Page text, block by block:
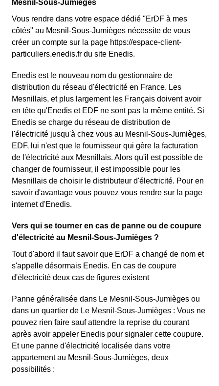
Mesnil-Sous-Jumièges
Vous rendre dans votre espace dédié "ErDF à mes
côtés" au Mesnil-Sous-Jumièges nécessite de vous
créer un compte sur la page https://espace-client-
particuliers.enedis.fr du site Enedis.
Enedis est le nouveau nom du gestionnaire de
distribution du réseau d'électricité en France. Les
Mesnillais, et plus largement les Français doivent avoir
en tête qu'Enedis et EDF ne sont pas la même entité. Si
Enedis se charge du réseau de distribution de
l'électricité jusqu'à chez vous au Mesnil-Sous-Jumièges,
EDF, lui n'est que le fournisseur qui gère la facturation
de l'électricité aux Mesnillais. Alors qu'il est possible de
changer de fournisseur, il est impossible pour les
Mesnillais de choisir le distributeur d'électricité. Pour en
savoir d'avantage vous pouvez vous rendre sur la page
internet d'Enedis.
Vers qui se tourner en cas de panne ou de coupure
d'électricité au Mesnil-Sous-Jumièges ?
Tout d'abord il faut savoir que ErDF a changé de nom et
s'appelle désormais Enedis. En cas de coupure
d'électricité deux cas de figures existent
Panne généralisée dans Le Mesnil-Sous-Jumièges ou
dans un quartier de Le Mesnil-Sous-Jumièges : Vous ne
pouvez rien faire sauf attendre la reprise du courant
après avoir appeler Enedis pour signaler cette coupure.
Et une panne d'électricité localisée dans votre
appartement au Mesnil-Sous-Jumièges, deux
possibilités :